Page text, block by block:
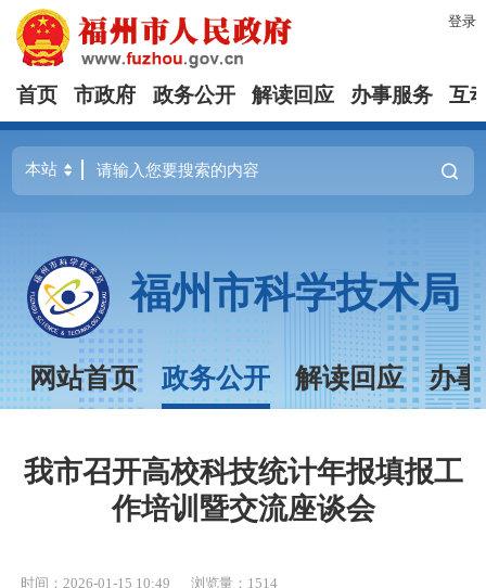
登录
首页 市政府 政务公开 解读回应 办事服务 互
福州市科学技术局
网站首页 政务公开 解读回应 办
我市召开高校科技统计年报填报工
作培训暨交流座谈会
时间：2026-01-15 10:49 浏览量：1514